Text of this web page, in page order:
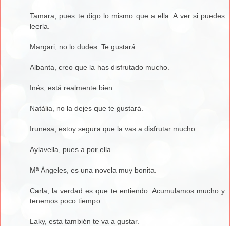
Tamara, pues te digo lo mismo que a ella. A ver si puedes
leerla.
Margari, no lo dudes. Te gustará.
Albanta, creo que la has disfrutado mucho.
Inés, está realmente bien.
Natàlia, no la dejes que te gustará.
Irunesa, estoy segura que la vas a disfrutar mucho.
Aylavella, pues a por ella.
Mª Ángeles, es una novela muy bonita.
Carla, la verdad es que te entiendo. Acumulamos mucho y
tenemos poco tiempo.
Laky, esta también te va a gustar.